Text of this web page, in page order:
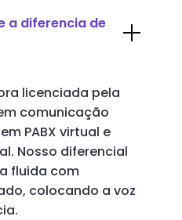
a diferencia de
licenciada pela
comunicação
PABX virtual e
Nosso diferencial
fluida com
colocando a voz